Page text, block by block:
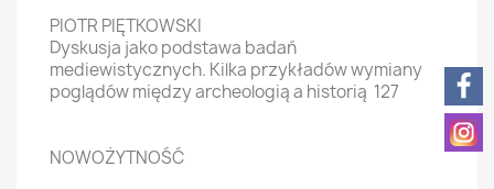
PIOTR PIĘTKOWSKI
Dyskusja jako podstawa badań
mediewistycznych. Kilka przykładów wymiany
poglądów między archeologią a historią 127
NOWOŻYTNOŚĆ